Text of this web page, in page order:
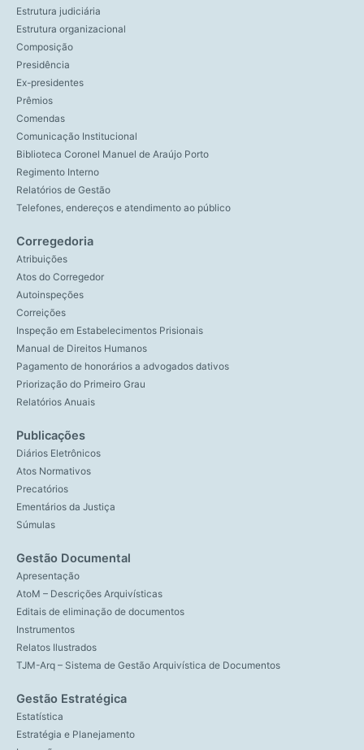
Estrutura judiciária
Estrutura organizacional
Composição
Presidência
Ex-presidentes
Prêmios
Comendas
Comunicação Institucional
Biblioteca Coronel Manuel de Araújo Porto
Regimento Interno
Relatórios de Gestão
Telefones, endereços e atendimento ao público
Corregedoria
Atribuições
Atos do Corregedor
Autoinspeções
Correições
Inspeção em Estabelecimentos Prisionais
Manual de Direitos Humanos
Pagamento de honorários a advogados dativos
Priorização do Primeiro Grau
Relatórios Anuais
Publicações
Diários Eletrônicos
Atos Normativos
Precatórios
Ementários da Justiça
Súmulas
Gestão Documental
Apresentação
AtoM – Descrições Arquivísticas
Editais de eliminação de documentos
Instrumentos
Relatos Ilustrados
TJM-Arq – Sistema de Gestão Arquivística de Documentos
Gestão Estratégica
Estatística
Estratégia e Planejamento